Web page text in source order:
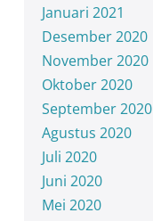
Januari 2021
Desember 2020
November 2020
Oktober 2020
September 2020
Agustus 2020
Juli 2020
Juni 2020
Mei 2020